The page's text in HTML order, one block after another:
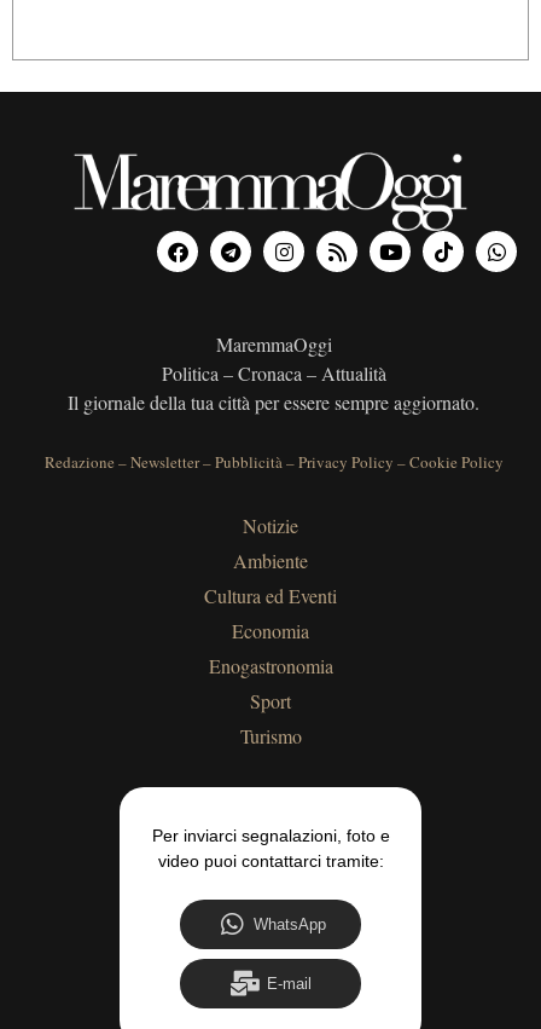
MaremmaOggi
Politica – Cronaca – Attualità
Il giornale della tua città per essere sempre aggiornato.
Redazione –Newsletter–Pubblicità–Privacy Policy –Cookie Policy
Notizie
Ambiente
Cultura ed Eventi
Economia
Enogastronomia
Sport
Turismo
Per inviarci segnalazioni, foto e
video puoi contattarci tramite:
WhatsApp
E-mail